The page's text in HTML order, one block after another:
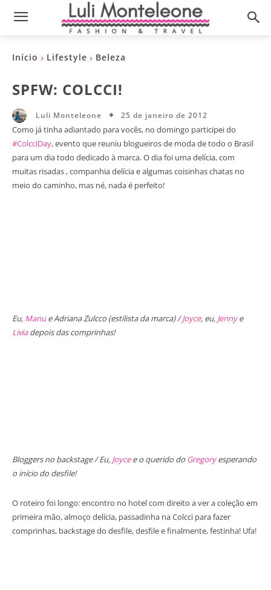
Início Lifestyle Beleza
SPFW: COLCCI!
Luli Monteleone 25 de janeiro de 2012
Como já tinha adiantado para vocês, no domingo participei do
#ColcciDay, evento que reuniu blogueiros de moda de todo o Brasil
para um dia todo dedicado à marca. O dia foi uma delícia, com
muitas risadas , companhia delícia e algumas coisinhas chatas no
meio do caminho, mas né, nada é perfeito!
Eu, Manue Adriana Zulcco (estilista da marca) /Joyce, eu, Jennye
Liviadepois das comprinhas!
Bloggers no backstage / Eu, Joycee o querido do Gregoryesperando
o início do desfile!
O roteiro foi longo: encontro no hotel com direito a ver a coleção em
primeira mão, almoço delícia, passadinha na Colcci para fazer
comprinhas, backstage do desfile, desfile e finalmente, festinha! Ufa!